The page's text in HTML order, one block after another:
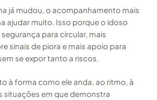
já mudou, o acompanhamento mais
ajudar muito. Isso porque o idoso
para circular, mais
sinais de piora e mais apoio para
se expor tanto a riscos.
à forma como ele anda, ao ritmo, à
situações em que demonstra